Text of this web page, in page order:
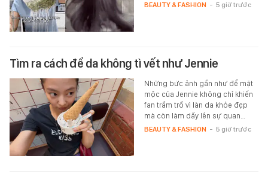
BEAUTY & FASHION - 5 giờ trước
Tìm ra cách để da không tì vết như Jennie
Những bức ảnh gần như để mặt
mộc của Jennie không chỉ khiến
fan trầm trồ vì làn da khỏe đẹp
mà còn làm dấy lên sự quan…
BEAUTY & FASHION - 5 giờ trước